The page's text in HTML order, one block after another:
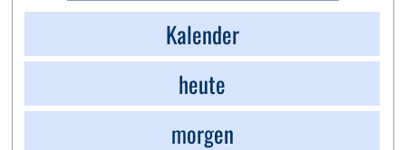
Kalender
heute
morgen